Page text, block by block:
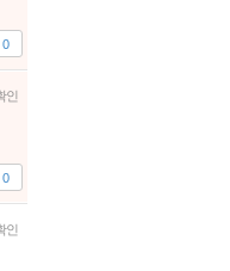
0
인
0
인